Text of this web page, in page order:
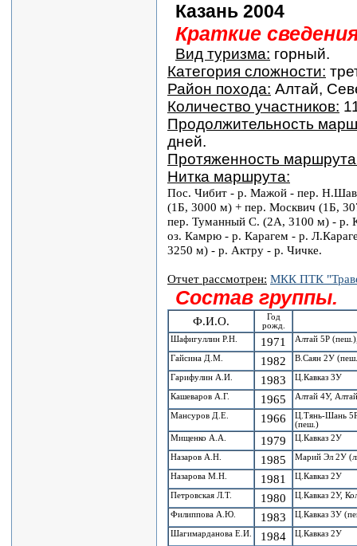
Казань 2004
Краткие
Вид туризма: горный.
Категория сложности:
Район похода: Алтай,
Количество участников:
Продолжительность
дней.
Протяженность
Нитка маршрута:
Пос. Чибит - р. Мажой - пер.
(1Б, 3000 м) + пер. Москвич (1Б,
пер. Туманный С. (2А, 3100 м) - р.
оз. Камрю - р. Карагем - р.
3250 м) - р. Актру - р. Чичке.
Отчет рассмотрен: МКК ПТК
Состав группы.
Ф.И.О.
Год
рожд.
Шафигуллин Р.Н.
1971 Алтай 5Р
Гайсина Д.М. 1982 В.Саян 2У
Гарифулин А.И. 1983 Ц.Кавказ 3У
Кашеваров А.Г. 1965 Алтай 4У,
Мансуров Д.Е. 1966
Ц.Тянь-Шань
(пеш.)
Мищенко А.А.
1979 Ц.Кавказ 2У
Назаров А.Н. 1985 Марий Эл 2У
Назарова М.Н. 1981 Ц.Кавказ 2У
Петровская Л.Т. 1980 Ц.Кавказ 2У,
Филиппова А.Ю. 1983 Ц.Кавказ 3У
Шагимарданова Е.И. 1984 Ц.Кавказ 2У